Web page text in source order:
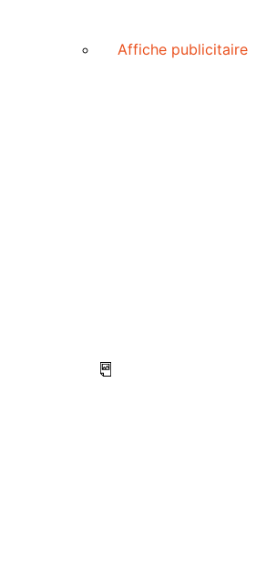
Affiche publicitaire